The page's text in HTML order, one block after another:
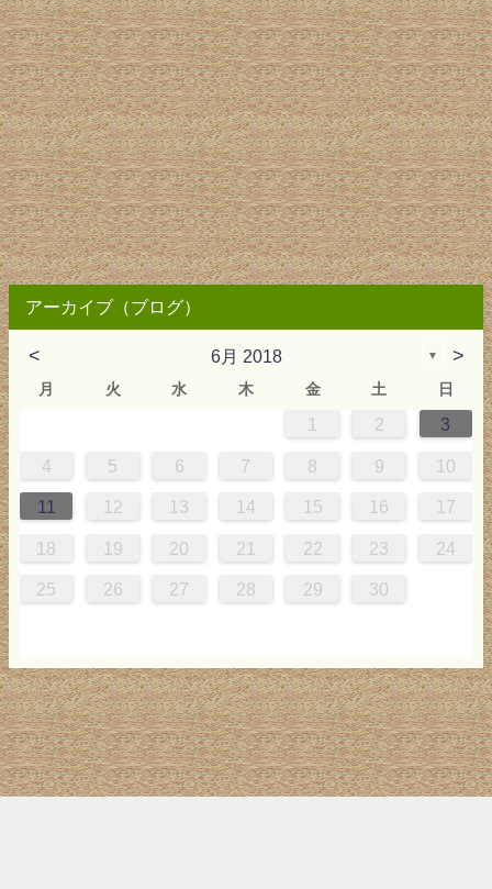
アーカイブ（ブログ）
< 6月 2018 ▼ >
月 火 水 木 金 土 日
1 2 3
4 5 6 7 8 9 10
11 12 13 14 15 16 17
18 19 20 21 22 23 24
25 26 27 28 29 30